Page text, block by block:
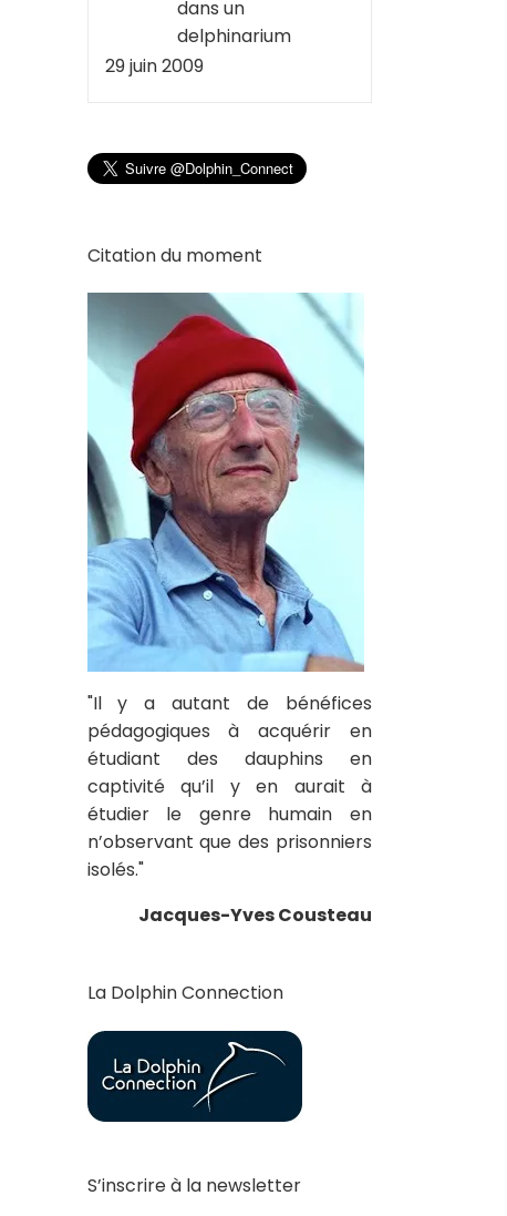
dans un
delphinarium
29 juin 2009
Citation du moment
"Il y a autant de bénéfices
pédagogiques à acquérir en
étudiant des dauphins en
captivité qu’il y en aurait à
étudier le genre humain en
n’observant que des prisonniers
isolés."
Jacques-Yves Cousteau
La Dolphin Connection
S’inscrire à la newsletter